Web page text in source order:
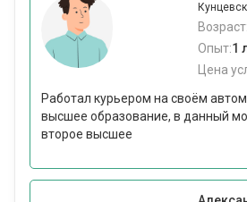
Возраст:
Опыт:1
Цена
Работал курьером на своём
высшее образование, в данный
второе высшее